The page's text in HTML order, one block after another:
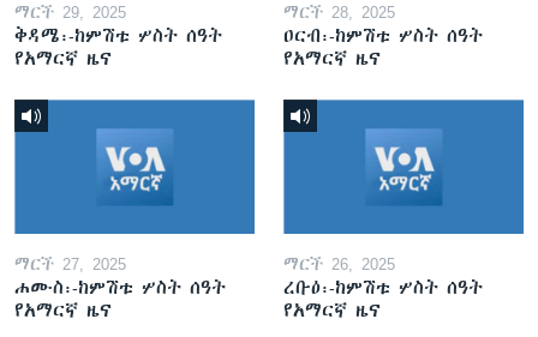
ማርች 29, 2025
ቅዳሜ፡-ከምሽቱ ሦስት ሰዓት
የአማርኛ ዜና
ማርች 28, 2025
ዐርብ፡-ከምሽቱ ሦስት ሰዓት
የአማርኛ ዜና
ማርች 27, 2025
ሐሙስ፡-ከምሽቱ ሦስት ሰዓት
የአማርኛ ዜና
ማርች 26, 2025
ረቡዕ፡-ከምሽቱ ሦስት ሰዓት
የአማርኛ ዜና